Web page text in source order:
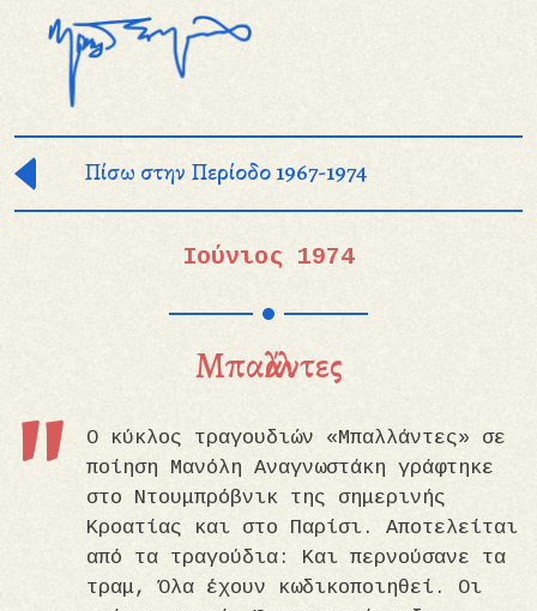
Παράκαμψη προς το κυρίως περιεχόμενο
Πίσω στην Περίοδο 1967-1974
Ιούνιος 1974
Μπαλλάντες
Ο κύκλος τραγουδιών «Μπαλλάντες» σε
ποίηση Μανόλη Αναγνωστάκη γράφτηκε
στο Ντουμπρόβνικ της σημερινής
Κροατίας και στο Παρίσι. Αποτελείται
από τα τραγούδια: Και περνούσανε τα
τραμ, Όλα έχουν κωδικοποιηθεί. Οι